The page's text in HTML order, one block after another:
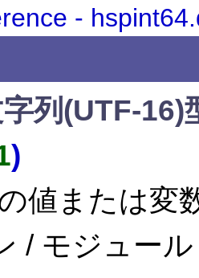
-
列(UTF-16)
)
値または変
/ モジュー